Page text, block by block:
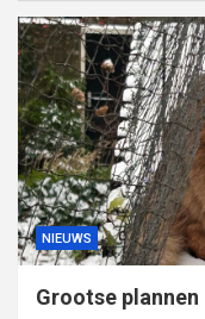
NIEUWS
Grootse plannen